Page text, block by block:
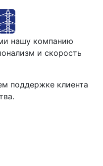
нашу компанию
и скорость
поддержке клиента